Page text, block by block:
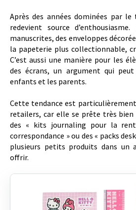
Après des années dominées par
redevient source
manuscrites, des enveloppes
la papeterie plus collectionnable,
C’est aussi une manière pour les
des écrans, un argument qui
enfants et les parents.
Cette tendance est
retailers, car elle se prête très bien
des « kits journaling pour la
correspondance » ou des « packs
plusieurs petits produits dans un
offrir.